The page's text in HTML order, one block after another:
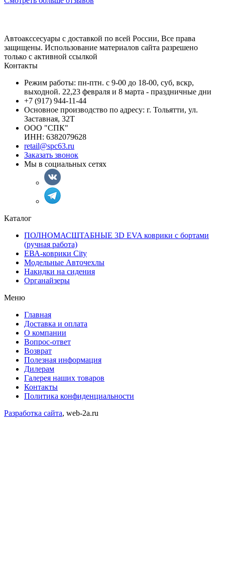
Автоакссесуары с доставкой по всей России, Все права
защищены. Использование материалов сайта разрешено
только с активной ссылкой
Контакты
Режим работы: пн-птн. с 9-00 до 18-00, суб, вскр,
выходной. 22,23 февраля и 8 марта - праздничные дни
+7 (917) 944-11-44
Основное производство по адресу: г. Тольятти, ул.
Заставная, 32Т
ООО "СПК"
ИНН: 6382079628
retail@spc63.ru
Заказать звонок
Мы в социальных сетях
Каталог
ПОЛНОМАСШТАБНЫЕ 3D EVA коврики с бортами
(ручная работа)
ЕВА-коврики City
Модельные Авточехлы
Накидки на сидения
Органайзеры
Меню
Главная
Доставка и оплата
О компании
Вопрос-ответ
Возврат
Полезная информация
Дилерам
Галерея наших товаров
Контакты
Политика конфиденциальности
Разработка сайта, web-2a.ru